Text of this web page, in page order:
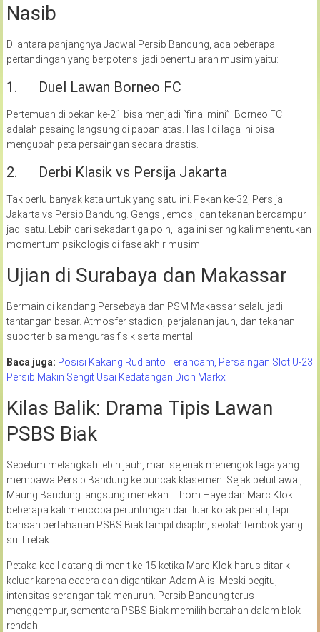
Nasib
Di antara panjangnya Jadwal Persib Bandung, ada beberapa
pertandingan yang berpotensi jadi penentu arah musim yaitu:
1. Duel Lawan Borneo FC
Pertemuan di pekan ke-21 bisa menjadi “final mini”. Borneo FC
adalah pesaing langsung di papan atas. Hasil di laga ini bisa
mengubah peta persaingan secara drastis.
2. Derbi Klasik vs Persija Jakarta
Tak perlu banyak kata untuk yang satu ini. Pekan ke-32, Persija
Jakarta vs Persib Bandung. Gengsi, emosi, dan tekanan bercampur
jadi satu. Lebih dari sekadar tiga poin, laga ini sering kali menentukan
momentum psikologis di fase akhir musim.
Ujian di Surabaya dan Makassar
Bermain di kandang Persebaya dan PSM Makassar selalu jadi
tantangan besar. Atmosfer stadion, perjalanan jauh, dan tekanan
suporter bisa menguras fisik serta mental.
Baca juga: Posisi Kakang Rudianto Terancam, Persaingan Slot U-23
Persib Makin Sengit Usai Kedatangan Dion Markx
Kilas Balik: Drama Tipis Lawan
PSBS Biak
Sebelum melangkah lebih jauh, mari sejenak menengok laga yang
membawa Persib Bandung ke puncak klasemen. Sejak peluit awal,
Maung Bandung langsung menekan. Thom Haye dan Marc Klok
beberapa kali mencoba peruntungan dari luar kotak penalti, tapi
barisan pertahanan PSBS Biak tampil disiplin, seolah tembok yang
sulit retak.
Petaka kecil datang di menit ke-15 ketika Marc Klok harus ditarik
keluar karena cedera dan digantikan Adam Alis. Meski begitu,
intensitas serangan tak menurun. Persib Bandung terus
menggempur, sementara PSBS Biak memilih bertahan dalam blok
rendah.